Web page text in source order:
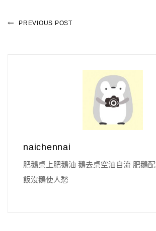
PREVIOUS POST
naichennai
肥鵝桌上肥鵝油 鵝去桌空油自流 肥鵝
飯沒鵝使人愁